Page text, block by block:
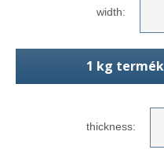
width:
1 kg
thickness: